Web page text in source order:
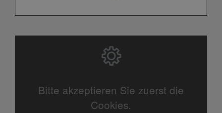
Bitte akzeptieren Sie zuerst die
Cookies.